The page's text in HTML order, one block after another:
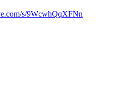
s/9WcwhQqXFNn